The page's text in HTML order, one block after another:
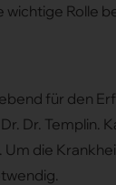
wichtige Rolle
für den
Dr. Templin.
Um die